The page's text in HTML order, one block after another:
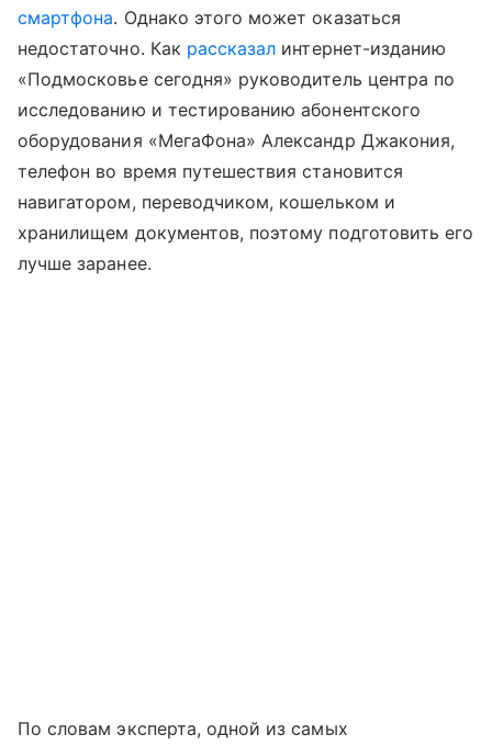
смартфона. Однако этого может оказаться
недостаточно. Как рассказал интернет-изданию
«Подмосковье сегодня» руководитель центра по
исследованию и тестированию абонентского
оборудования «МегаФона» Александр Джакония,
телефон во время путешествия становится
навигатором, переводчиком, кошельком и
хранилищем документов, поэтому подготовить его
лучше заранее.
По словам эксперта, одной из самых